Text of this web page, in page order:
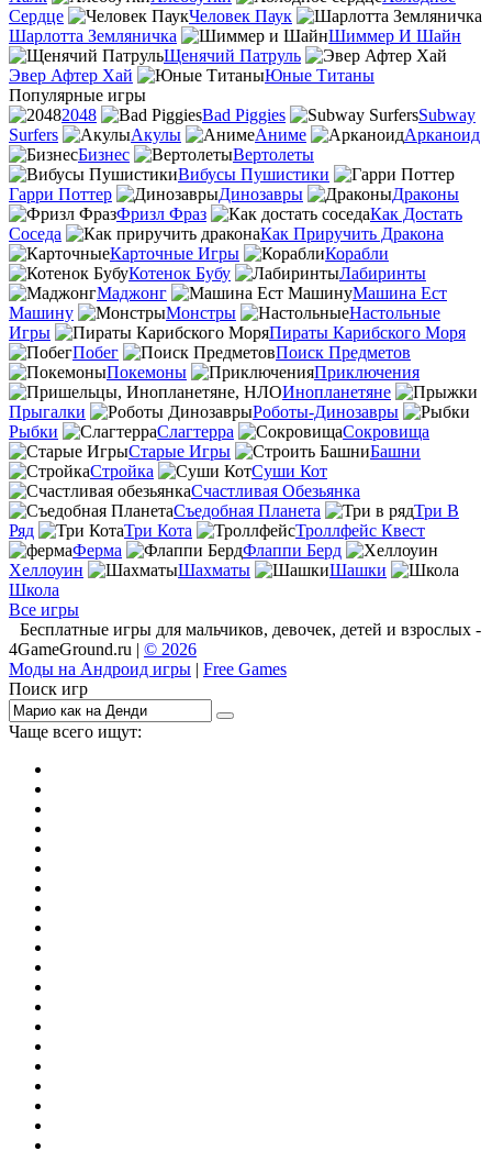
Сердце
Человек Паук
Шарлотта Земляничка
Шиммер И Шайн
Щенячий Патруль
Эвер Афтер Хай
Юные Титаны
Популярные игры
2048
Bad Piggies
Subway
Surfers
Акулы Аниме
Арканоид
Бизнес
Вертолеты
Вибусы Пушистики
Гарри Поттер
Динозавры
Драконы
Фризл Фраз
Как Достать
Соседа
Как Приручить Дракона
Карточные Игры
Корабли
Котенок Бубу
Лабиринты
Маджонг
Машина Ест
Машину
Монстры
Настольные
Игры
Пираты Карибского Моря
Побег
Поиск Предметов
Покемоны
Приключения
Инопланетяне
Прыгалки
Роботы-Динозавры
Рыбки
Слагтерра
Сокровища
Старые Игры
Башни
Стройка
Суши Кот
Счастливая Обезьянка
Съедобная Планета
Три В
Ряд
Три Кота
Троллфейс Квест
Ферма
Флаппи Берд
Хеллоуин
Шахматы
Шашки
Школа
Все игры
Бесплатные игры для мальчиков, девочек, детей и взрослых -
4GameGround.ru | © 2026
Моды на Андроид игры | Free Games
Поиск игр
Чаще всего ищут: